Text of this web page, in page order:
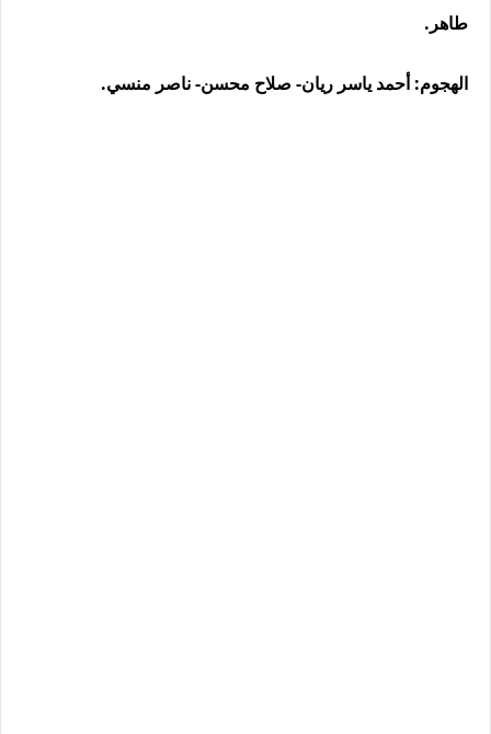
طاهر.
الهجوم: أحمد ياسر ريان- صلاح محسن- ناصر منسي.